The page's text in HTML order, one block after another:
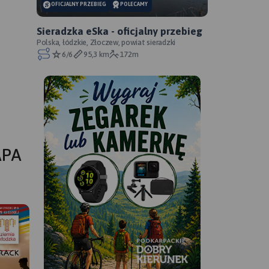
OFICJALNY PRZEBIEG POLECAMY
Sieradzka eSka - oficjalny przebieg
Polska, łódzkie, Złoczew, powiat sieradzki
6/6
95,3 km 172m